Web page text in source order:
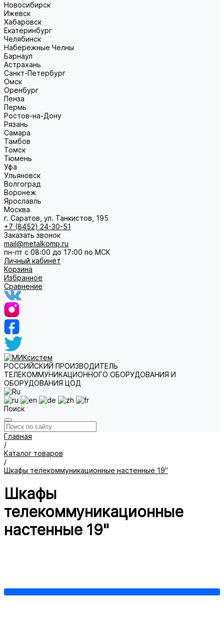
Новосибирск
Ижевск
Хабаровск
Екатеринбург
Челябинск
Набережные Челны
Барнаул
Астрахань
Санкт-Петербург
Омск
Оренбург
Пенза
Пермь
Ростов-на-Дону
Рязань
Самара
Тамбов
Томск
Тюмень
Уфа
Ульяновск
Волгоград
Воронеж
Ярославль
Москва
г. Саратов, ул. Танкистов, 195
+7 (8452) 24-30-51
Заказать звонок
mail@metalkomp.ru
пн-пт с 08:00 до 17:00 по МСК
Личный кабинет
Корзина
Избранное
Сравнение
РОССИЙСКИЙ ПРОИЗВОДИТЕЛЬ
ТЕЛЕКОММУНИКАЦИОННОГО ОБОРУДОВАНИЯ И
ОБОРУДОВАНИЯ ЦОД
Поиск
Главная
/
Каталог товаров
/
Шкафы телекоммуникационные настенные 19"
Шкафы
телекоммуникационные
настенные 19"